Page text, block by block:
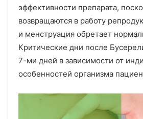
эффективности препарата,
возвращаются в работу
и менструация обретает
Критические дни после
7-ми дней в зависимости от
особенностей организма